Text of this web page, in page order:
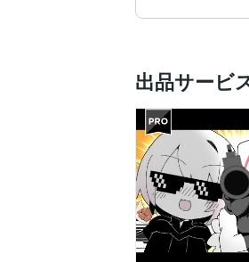
アイコン: P丸
・Pro Tools
▽ヘッドホン/
下記のヘッド
ご要望や理想
・Audio
・FOCAL /
・FOCAL /
出品サービ